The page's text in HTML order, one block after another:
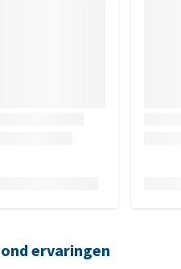
ervaringen